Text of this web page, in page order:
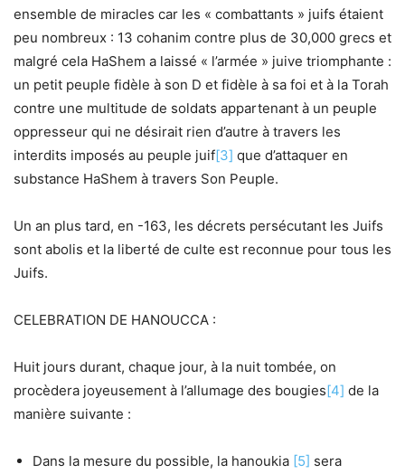
ensemble de miracles car les « combattants » juifs étaient
peu nombreux : 13 cohanim contre plus de 30,000 grecs et
malgré cela HaShem a laissé « l’armée » juive triomphante :
un petit peuple fidèle à son D et fidèle à sa foi et à la Torah
contre une multitude de soldats appartenant à un peuple
oppresseur qui ne désirait rien d’autre à travers les
interdits imposés au peuple juif[3] que d’attaquer en
substance HaShem à travers Son Peuple.
Un an plus tard, en -163, les décrets persécutant les Juifs
sont abolis et la liberté de culte est reconnue pour tous les
Juifs.
CELEBRATION DE HANOUCCA :
Huit jours durant, chaque jour, à la nuit tombée, on
procèdera joyeusement à l’allumage des bougies[4] de la
manière suivante :
Dans la mesure du possible, la hanoukia [5] sera